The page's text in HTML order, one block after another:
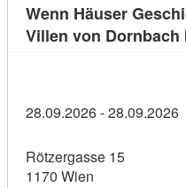
Wenn Häuser
Villen von Dornbach
28.09.2026 - 28.09.2026
Rötzergasse 15
1170 Wien